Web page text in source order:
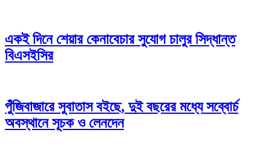
একই দিনে শেয়ার কেনাবেচার সুযোগ চালুর সিদ্ধান্ত
বিএসইসির
পুঁজিবাজারে সুবাতাস বইছে, দুই বছরের মধ্যে সব্বোর্চ
অবস্থানে সূচক ও লেনদেন